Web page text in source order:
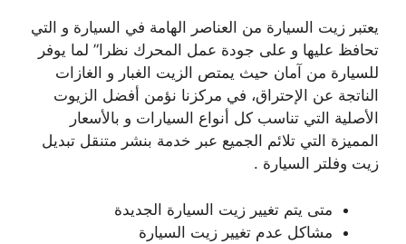
يعتبر زيت السيارة من العناصر الهامة في السيارة و التي
تحافظ عليها و على جودة عمل المحرك نظرا” لما يوفر
للسيارة من آمان حيث يمتص الزيت الغبار و الغازات
الناتجة عن الإحتراق، في مركزنا نؤمن أفضل الزيوت
الأصلية التي تناسب كل أنواع السيارات و بالأسعار
المميزة التي تلائم الجميع عبر خدمة بنشر متنقل تبديل
زيت وفلتر السيارة .
متى يتم تغيير زيت السيارة الجديدة
مشاكل عدم تغيير زيت السيارة